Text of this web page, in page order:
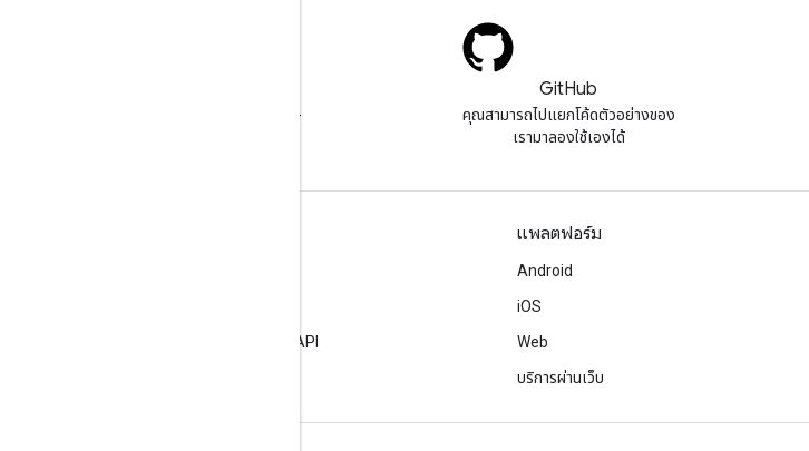
ถามคําถามภายใต้แท็ก google-
GitHub
คุณสามารถไปแยกโค้ดตัวอย่างของ
เรามาลองใช้เองได้
แนวทางปฏิบัติแนะนําด้านความปลอดภัยของ API
แพลตฟอร์ม
Android
iOS
Web
บริการผ่านเว็บ